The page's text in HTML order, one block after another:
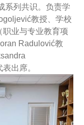
系列共识。负责学
教授、学校
业与专业教育项
Radulović教
出席。